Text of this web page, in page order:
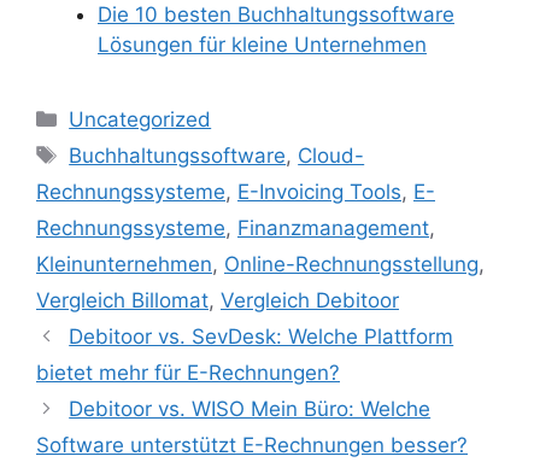
Die 10 besten Buchhaltungssoftware
Lösungen für kleine Unternehmen
Kategorien
Uncategorized
Schlagwörter
Buchhaltungssoftware, Cloud-
Rechnungssysteme, E-Invoicing Tools, E-
Rechnungssysteme, Finanzmanagement,
Kleinunternehmen, Online-Rechnungsstellung,
Vergleich Billomat, Vergleich Debitoor
Debitoor vs. SevDesk: Welche Plattform
bietet mehr für E-Rechnungen?
Debitoor vs. WISO Mein Büro: Welche
Software unterstützt E-Rechnungen besser?